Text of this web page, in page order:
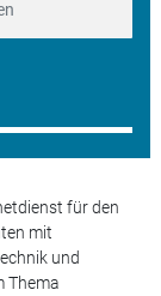
für den
mit
und
Thema